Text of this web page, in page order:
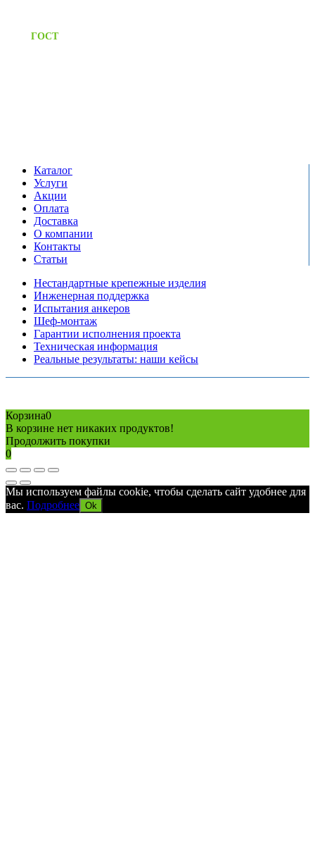
ГОСТПредоставляем паспорт
Каталог
Услуги
Акции
Оплата
Доставка
О компании
Контакты
Статьи
Нестандартные крепежные изделия
Инженерная поддержка
Испытания анкеров
Шеф-монтаж
Гарантии исполнения проекта
Техническая информация
Реальные результаты: наши кейсы
Корзина0
В корзине нет никаких продуктов!
Продолжить покупки
0
Мы используем файлы cookie, чтобы сделать сайт удобнее для
вас. Подробнее Ok